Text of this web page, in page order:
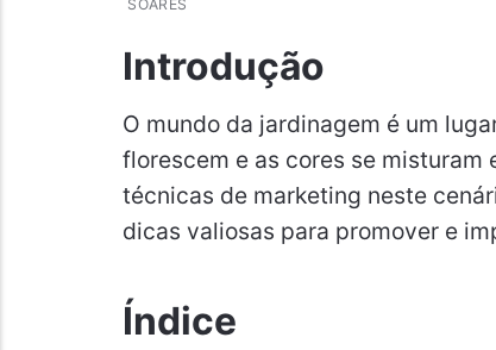
Introdução
O mundo da jardinagem é um
florescem e as cores se misturam
técnicas de marketing neste
dicas valiosas para promover e
Índice